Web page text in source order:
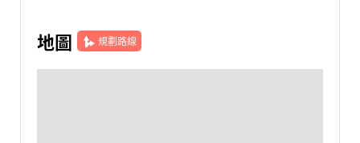
地圖 規劃路線